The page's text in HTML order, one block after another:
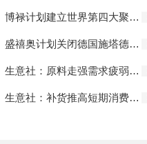
博禄计划建立世界第四大聚烯烃企业
盛禧奥计划关闭德国施塔德PC工厂
生意社：原料走强需求疲弱 7月ABS涨后盘整
生意社：补货推高短期消费 7月上半ABS止跌反弹